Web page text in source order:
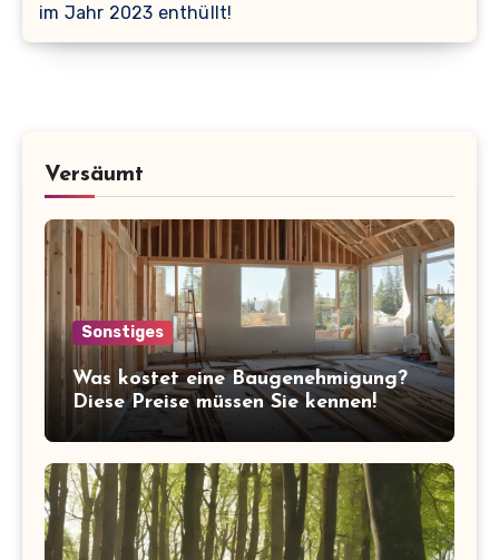
im Jahr 2023 enthüllt!
Versäumt
Sonstiges
Was kostet eine Baugenehmigung?
Diese Preise müssen Sie kennen!